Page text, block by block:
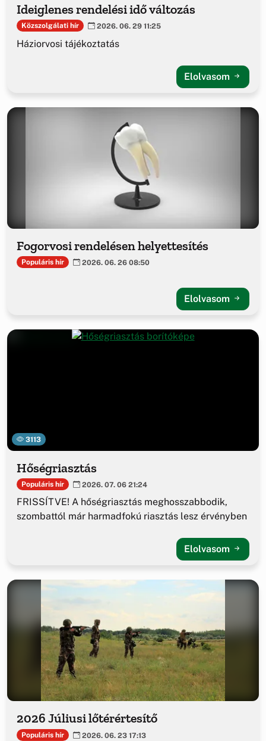
Ideiglenes rendelési idő változás
Közszolgálati hír 2026. 06. 29 11:25
Háziorvosi tájékoztatás
Elolvasom
Fogorvosi rendelésen helyettesítés
Populáris hír 2026. 06. 26 08:50
Elolvasom
3113
Hőségriasztás
Populáris hír 2026. 07. 06 21:24
FRISSÍTVE! A hőségriasztás meghosszabbodik,
szombattól már harmadfokú riasztás lesz érvényben
Elolvasom
2026 Júliusi lőtérértesítő
Populáris hír 2026. 06. 23 17:13